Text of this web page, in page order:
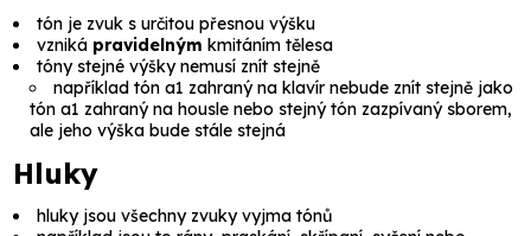
tón je zvuk s určitou přesnou výšku
vzniká pravidelným kmitáním tělesa
tóny stejné výšky nemusí znít stejně
například tón a1 zahraný na klavír nebude znít stejně jako
tón a1 zahraný na housle nebo stejný tón zazpívaný sborem,
ale jeho výška bude stále stejná
Hluky
hluky jsou všechny zvuky vyjma tónů